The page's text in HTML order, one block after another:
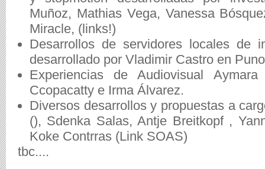
Muñoz, Mathias Vega, Vanessa
Miracle, (links!)
Desarrollos de servidores locales de
desarrollado por Vladimir Castro en
Experiencias de Audiovisual
Ccopacatty e Irma Álvarez.
Diversos desarrollos y propuestas a
(), Sdenka Salas, Antje Breitkopf ,
Koke Contrras (Link SOAS)
tbc....